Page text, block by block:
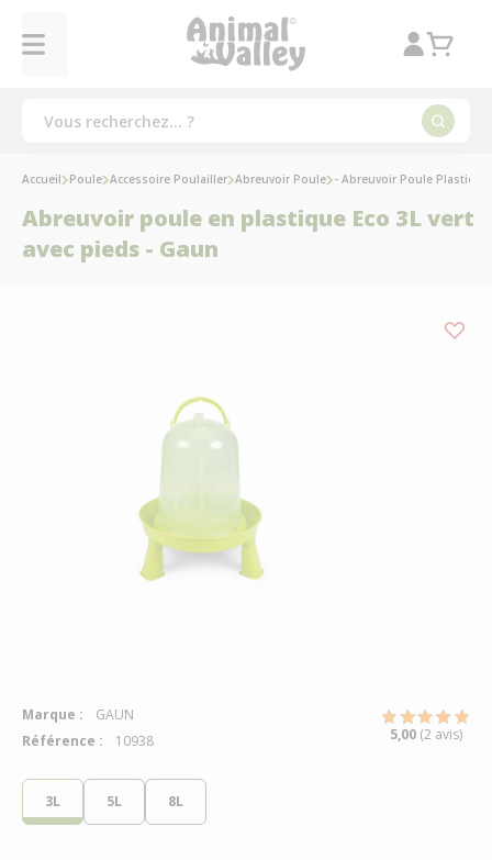
3L 5L 8L
Accueil Poule Accessoire Poulailler Abreuvoir Poule - Abreuvoir Poule Plastique
Abreuvoir poule en plastique Eco 3L vert
avec pieds - Gaun
Marque :
GAUN
Référence :
10938 5,00 (2 avis)